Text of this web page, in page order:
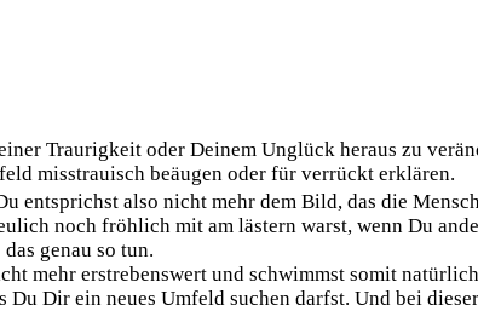
Traurigkeit oder Deinem Unglück heraus zu
misstrauisch beäugen oder für verrückt erklären.
entsprichst also nicht mehr dem Bild, das die
noch fröhlich mit am lästern warst, wenn Du
genau so tun.
mehr erstrebenswert und schwimmst somit
Dir ein neues Umfeld suchen darfst. Und bei